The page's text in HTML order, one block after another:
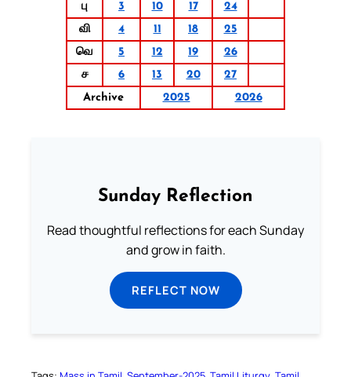
பு
3 10 17
24
வி
4 11 18
25
வெ
5 12 19
26
ச
6 13 20
27
Archive
2025 2026
Sunday Reflection
Read thoughtful reflections for each Sunday
and grow in faith.
REFLECT NOW